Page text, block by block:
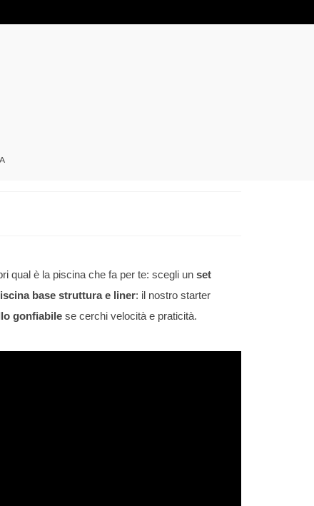
qual è la piscina che fa per te: scegli un set
base struttura e liner: il nostro starter
gonfiabile se cerchi velocità e praticità.